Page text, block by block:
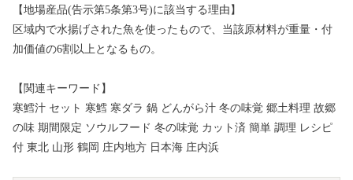
【地場産品(告示第5条第3号)に該当する理由】
区域内で水揚げされた魚を使ったもので、当該原材料が重量・付
加価値の6割以上となるもの。
【関連キーワード】
寒鱈汁 セット 寒鱈 寒ダラ 鍋 どんがら汁 冬の味覚 郷土料理 故郷
の味 期間限定 ソウルフード 冬の味覚 カット済 簡単 調理 レシピ
付 東北 山形 鶴岡 庄内地方 日本海 庄内浜